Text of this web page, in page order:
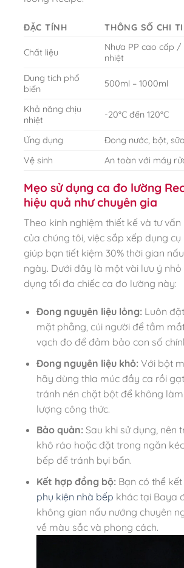
ĐẶC TÍNH THÔNG SỐ CHI
Chất liệu
Nhựa PP cao cấp /
nhiệt
Dung tích phổ
biến
500ml – 1000ml
Khả năng chịu
nhiệt
-20°C đến 120°C
Ứng dụng
Đong nước, bột,
Vệ sinh
An toàn với máy
Mẹo sử dụng ca đo lường
hiệu quả như chuyên gia
Theo kinh nghiệm thiết kế và tư
của chúng tôi, việc sắp xếp dụng
giúp bạn tiết kiệm 30% thời gian
ngày. Dưới đây là một vài lưu ý
dụng tối đa chiếc ca đo lường này:
Đong nguyên liệu lỏng:Luôn
mặt phẳng, cúi người để tầm
vạch đo để đảm bảo con số
Đong nguyên liệu khô:Với bột
hãy dùng thìa múc đầy ca rồi
tránh nén chặt bột để không
lượng công thức.
Bảo quản:Sau khi sử dụng, nên
khô ráo hoặc đặt trong ngăn
bếp để tránh bụi bẩn.
Kết hợp đồng bộ:Bạn có thể
phụ kiện nhà bếp khác tại Baya
không gian nấu nướng chuyên
về màu sắc và phong cách.